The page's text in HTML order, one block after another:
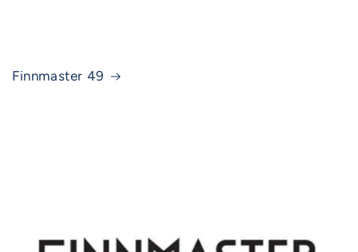
Finnmaster 49